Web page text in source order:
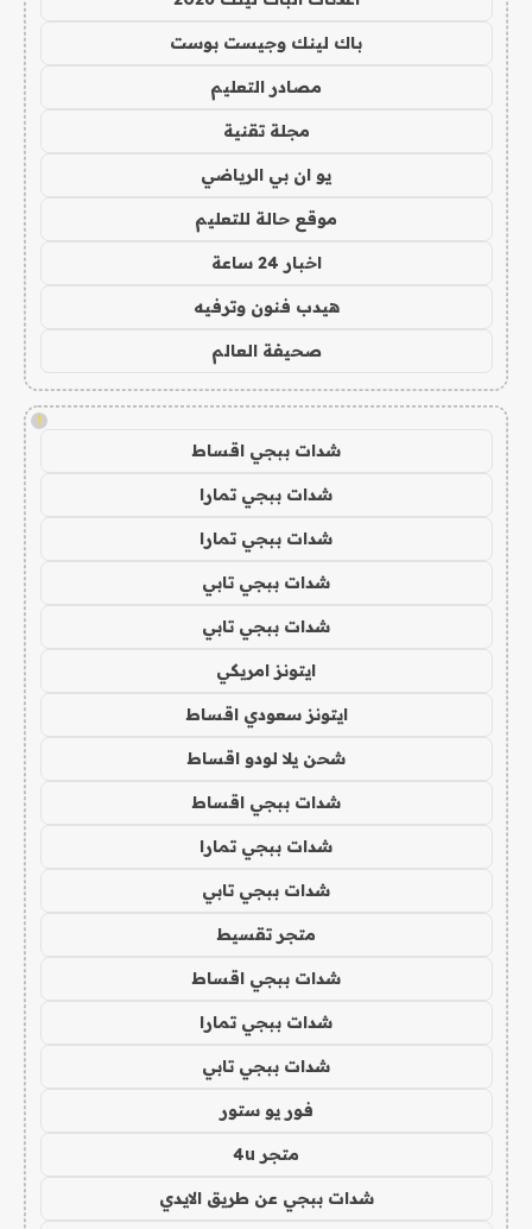
باك لينك وجيست بوست
مصادر التعليم
مجلة تقنية
يو ان بي الرياضي
موقع حالة للتعليم
اخبار 24 ساعة
هيدب فنون وترفيه
صحيفة العالم
!
شدات ببجي اقساط
شدات ببجي تمارا
شدات ببجي تمارا
شدات ببجي تابي
شدات ببجي تابي
ايتونز امريكي
ايتونز سعودي اقساط
شحن يلا لودو اقساط
شدات ببجي اقساط
شدات ببجي تمارا
شدات ببجي تابي
متجر تقسيط
شدات ببجي اقساط
شدات ببجي تمارا
شدات ببجي تابي
فور يو ستور
متجر 4u
شدات ببجي عن طريق الايدي